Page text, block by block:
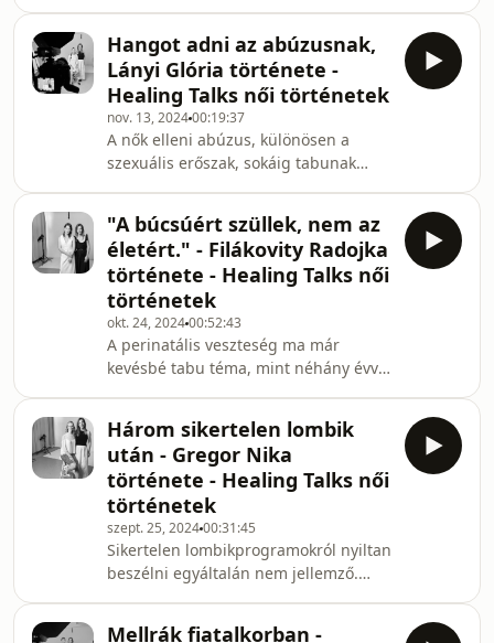
második gyermekét várta, újra az
otthonszülést tervezte, de végül is
és az egészségi állapotot?Ebben a
Healing Talks epizódban Farkas Flóra
osztja meg személyes történetét arról,
hogy neki milyen volt felnőni apa
nélkül, hogyan hatott ez a
kapcsolataira, az egészségi
állapotára, milyen önismereti utat járt
be, és hogyan alakult át
Hangot adni az abúzusnak,
Lányi Glória története -
Healing Talks női történetek
nov. 13, 202400:19:37
A nők elleni abúzus, különösen a
szexuális erőszak, sokáig tabunak
években jelentős előrelépések
történtek abban, hogy ezeket a
témákat egyre nyíltabban lehessen
kezelni. A nőket érintő erőszakos
cselekmények, legyen az szexuális
zaklatás, bántalmazás vagy családon
belüli erőszak, sajnos továbbra is
világszerte jelen vannak, és gyakr
"A búcsúért szüllek, nem az
életért." - Filákovity Radojka
története - Healing Talks női
történetek
okt. 24, 202400:52:43
A perinatális veszteség ma már
kevésbé tabu téma, mint néhány évvel
folyamatában lenni lelkileg, vagy hogy
milyen ezzel a fajta gyásszal együtt
élni. Filákovity Radojka 18 hetes
várandósan veszítette el a babáját,
állapotossága miatt érzett örömétől,
az anyaságba való
belehelyezkedéséig, majd a
vetélésétől a szüléséig, a gyásztó
Három sikertelen lombik
után - Gregor Nika
története - Healing Talks női
történetek
szept. 25, 202400:31:45
Sikertelen lombikprogramokról nyiltan
beszélni egyáltalán nem jellemző.
Mellrák fiatalkorban -